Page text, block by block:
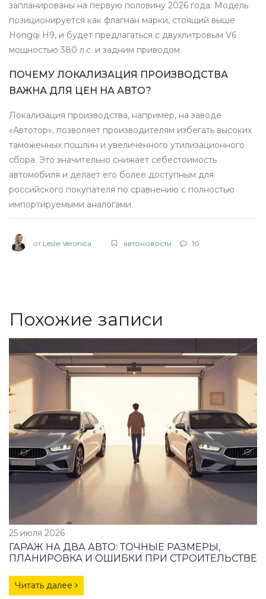
запланированы на первую половину 2026 года. Модель
позиционируется как флагман марки, стоящий выше
Hongqi H9, и будет предлагаться с двухлитровым V6
мощностью 380 л.с. и задним приводом.
ПОЧЕМУ ЛОКАЛИЗАЦИЯ ПРОИЗВОДСТВА
ВАЖНА ДЛЯ ЦЕН НА АВТО?
Локализация производства, например, на заводе
«Автотор», позволяет производителям избегать высоких
таможенных пошлин и увеличенного утилизационного
сбора. Это значительно снижает себестоимость
автомобиля и делает его более доступным для
российского покупателя по сравнению с полностью
импортируемыми аналогами.
от Leslie Veronica автоновости 10
Похожие записи
25 июля 2026
ГАРАЖ НА ДВА АВТО: ТОЧНЫЕ РАЗМЕРЫ,
ПЛАНИРОВКА И ОШИБКИ ПРИ СТРОИТЕЛЬСТВЕ
Читать далее